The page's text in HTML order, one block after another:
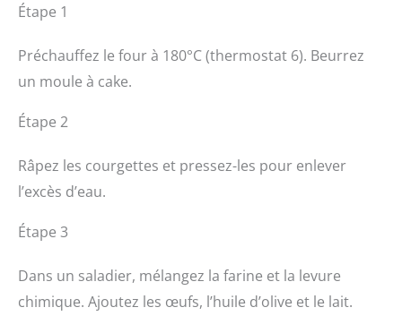
Étape 1
Préchauffez le four à 180°C (thermostat 6). Beurrez
un moule à cake.
Étape 2
Râpez les courgettes et pressez-les pour enlever
l’excès d’eau.
Étape 3
Dans un saladier, mélangez la farine et la levure
chimique. Ajoutez les œufs, l’huile d’olive et le lait.